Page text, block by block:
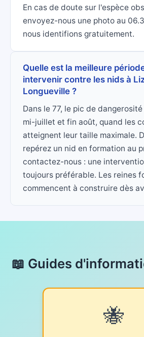
En cas de doute sur l'espèce
envoyez-nous une photo au
nous identifions gratuitement.
Quelle est la meilleure
intervenir contre les nids à
Longueville ?
Dans le 77, le pic de
mi-juillet et fin août, quand les
atteignent leur taille maximale.
repérez un nid en formation au
contactez-nous : une
toujours préférable. Les reines
commencent à construire dès
📖 Guides
🐝